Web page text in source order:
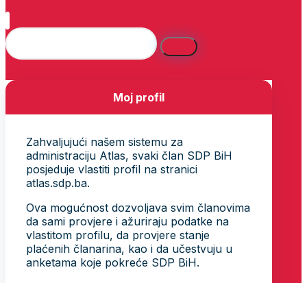
Moj profil
Zahvaljujući našem sistemu za
administraciju Atlas, svaki član SDP BiH
posjeduje vlastiti profil na stranici
atlas.sdp.ba.
Ova mogućnost dozvoljava svim članovima
da sami provjere i ažuriraju podatke na
vlastitom profilu, da provjere stanje
plaćenih članarina, kao i da učestvuju u
anketama koje pokreće SDP BiH.